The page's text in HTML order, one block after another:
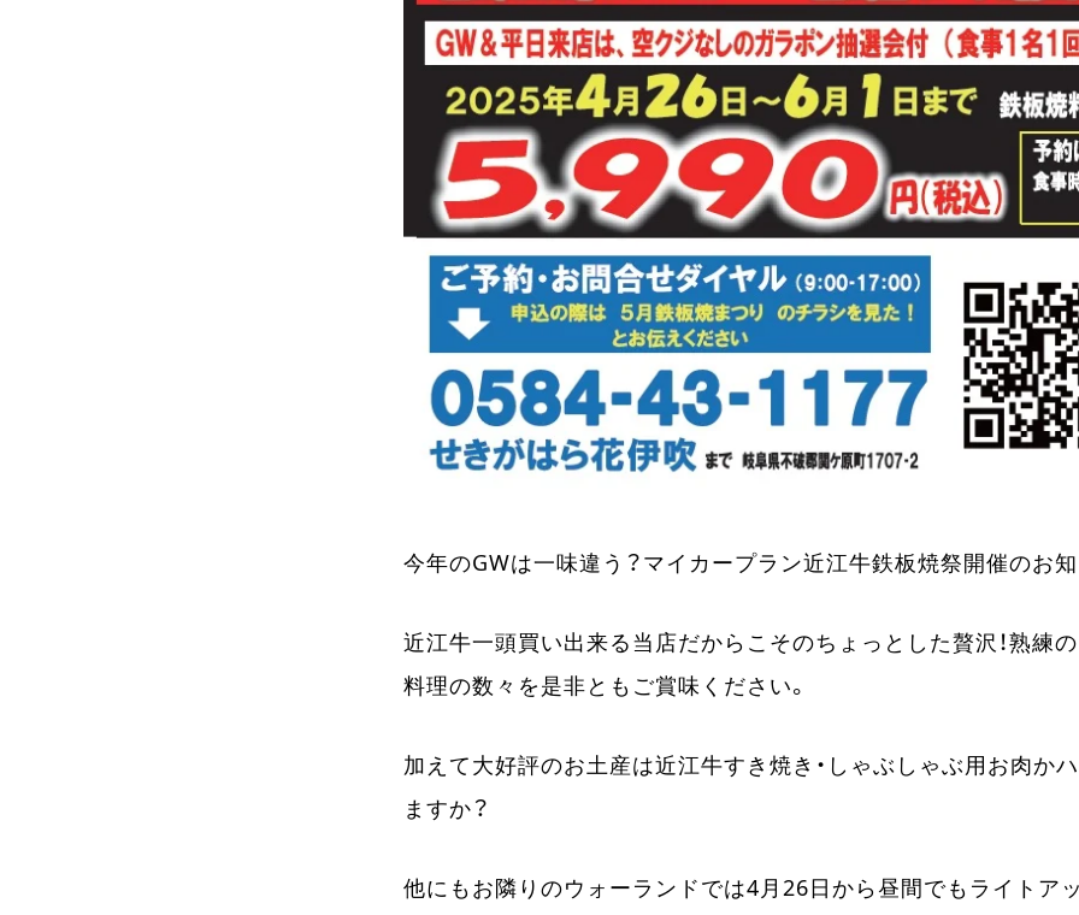
今年のGWは一味違う？マイカープラン近江牛鉄板焼祭開催のお知
近江牛一頭買い出来る当店だからこそのちょっとした贅沢！熟練
料理の数々を是非ともご賞味ください。
加えて大好評のお土産は近江牛すき焼き・しゃぶしゃぶ用お肉か
ますか？
他にもお隣りのウォーランドでは4月26日から昼間でもライトア